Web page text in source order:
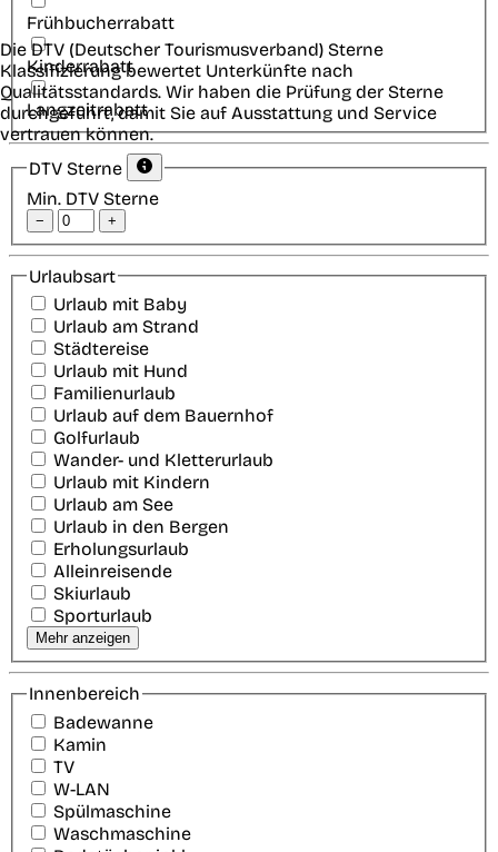
Frühbucherrabatt
Kinderrabatt
Langzeitrabatt
DTV Sterne
Min. DTV Sterne
− +
Die DTV (Deutscher Tourismusverband) Sterne
Klassifizierung bewertet Unterkünfte nach
Qualitätsstandards. Wir haben die Prüfung der Sterne
durchgeführt, damit Sie auf Ausstattung und Service
vertrauen können.
Urlaubsart
Urlaub mit Baby
Urlaub am Strand
Städtereise
Urlaub mit Hund
Familienurlaub
Urlaub auf dem Bauernhof
Golfurlaub
Wander- und Kletterurlaub
Urlaub mit Kindern
Urlaub am See
Urlaub in den Bergen
Erholungsurlaub
Alleinreisende
Skiurlaub
Sporturlaub
Mehr anzeigen
Innenbereich
Badewanne
Kamin
TV
W-LAN
Spülmaschine
Waschmaschine